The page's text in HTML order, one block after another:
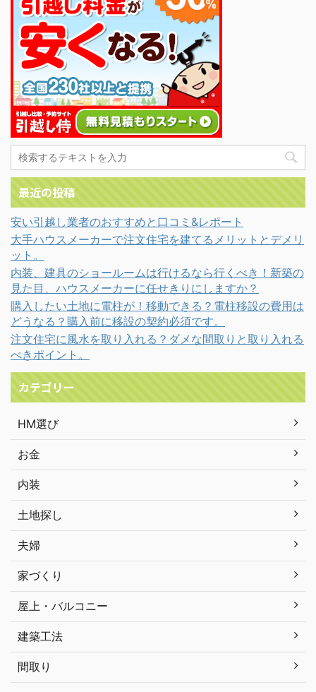
最近の投稿
安い引越し業者のおすすめと口コミ&レポート
大手ハウスメーカーで注文住宅を建てるメリットとデメリ
ット。
内装、建具のショールームは行けるなら行くべき！新築の
見た目、ハウスメーカーに任せきりにしますか？
購入したい土地に電柱が！移動できる？電柱移設の費用は
どうなる？購入前に移設の契約必須です。
注文住宅に風水を取り入れる？ダメな間取りと取り入れる
べきポイント。
カテゴリー
HM選び
お金
内装
土地探し
夫婦
家づくり
屋上・バルコニー
建築工法
間取り